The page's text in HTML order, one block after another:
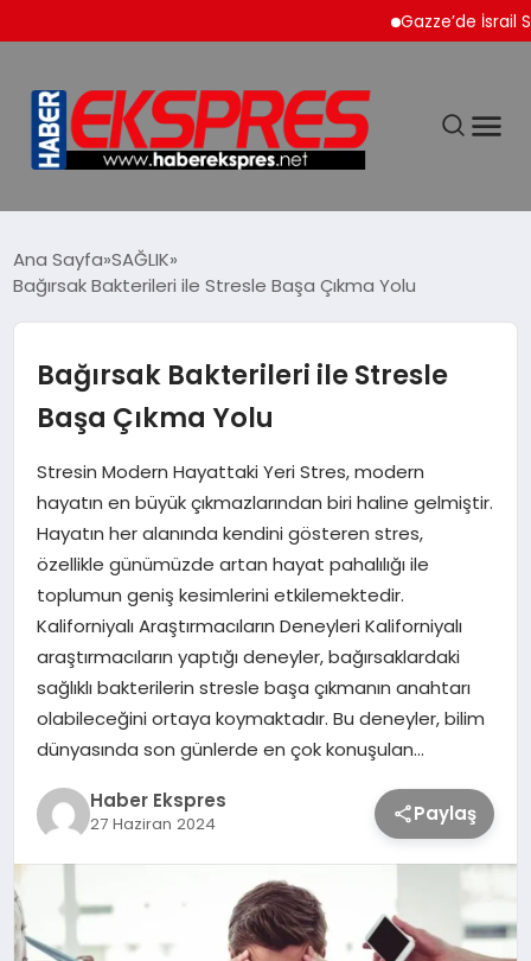
Gazze’de İsrail
SİYASET
YAŞAM
TEKNOLOJİ
SAĞLIK
MAGAZİN
EĞİTİM
Ana Sayfa SAĞLIK
Bağırsak Bakterileri ile Stresle Başa Çıkma Yolu
Bağırsak Bakterileri ile Stresle
Başa Çıkma Yolu
Stresin Modern Hayattaki Yeri Stres, modern
hayatın en büyük çıkmazlarından biri haline gelmiştir.
Hayatın her alanında kendini gösteren stres,
özellikle günümüzde artan hayat pahalılığı ile
toplumun geniş kesimlerini etkilemektedir.
Kaliforniyalı Araştırmacıların Deneyleri Kaliforniyalı
araştırmacıların yaptığı deneyler, bağırsaklardaki
sağlıklı bakterilerin stresle başa çıkmanın anahtarı
olabileceğini ortaya koymaktadır. Bu deneyler, bilim
dünyasında son günlerde en çok konuşulan…
Haber Ekspres
27 Haziran 2024 Paylaş